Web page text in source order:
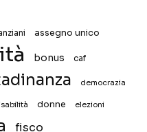
assegno unico
bonus caf
democrazia
donne elezioni
fisco